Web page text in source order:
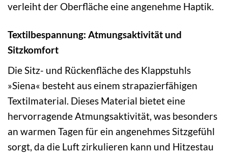
verleiht der Oberfläche eine angenehme Haptik.
Textilbespannung: Atmungsaktivität und
Sitzkomfort
Die Sitz- und Rückenfläche des Klappstuhls
»Siena« besteht aus einem strapazierfähigen
Textilmaterial. Dieses Material bietet eine
hervorragende Atmungsaktivität, was besonders
an warmen Tagen für ein angenehmes Sitzgefühl
sorgt, da die Luft zirkulieren kann und Hitzestau